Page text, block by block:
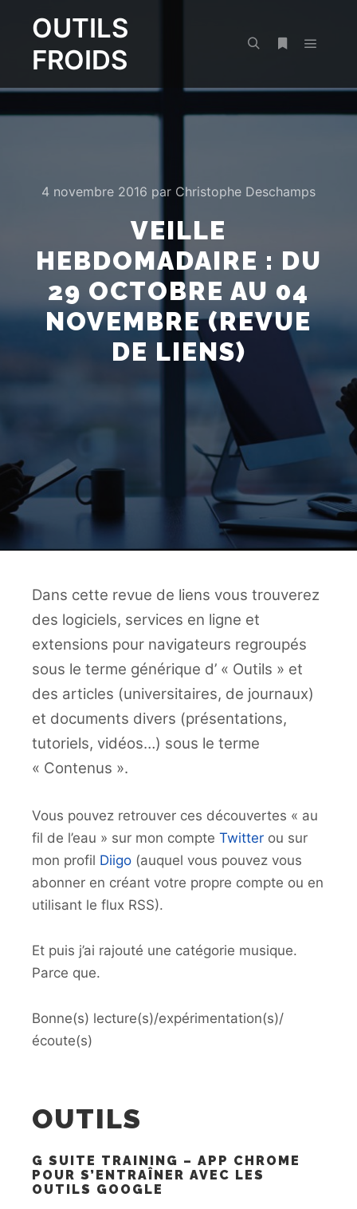
OUTILS
FROIDS
4 novembre 2016 par Christophe Deschamps
VEILLE
HEBDOMADAIRE : DU
29 OCTOBRE AU 04
NOVEMBRE (REVUE
DE LIENS)
Dans cette revue de liens vous trouverez
des logiciels, services en ligne et
extensions pour navigateurs regroupés
sous le terme générique d’ « Outils » et
des articles (universitaires, de journaux)
et documents divers (présentations,
tutoriels, vidéos…) sous le terme
« Contenus ».
Vous pouvez retrouver ces découvertes « au
fil de l’eau » sur mon compte Twitter ou sur
mon profil Diigo (auquel vous pouvez vous
abonner en créant votre propre compte ou en
utilisant le flux RSS).
Et puis j’ai rajouté une catégorie musique.
Parce que.
Bonne(s) lecture(s)/expérimentation(s)/
écoute(s)
OUTILS
G SUITE TRAINING – APP CHROME
POUR S’ENTRAÎNER AVEC LES
OUTILS GOOGLE